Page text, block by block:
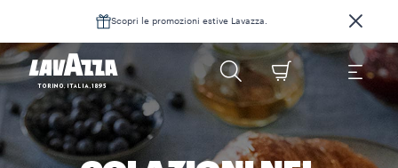
Scopri le promozioni estive Lavazza.